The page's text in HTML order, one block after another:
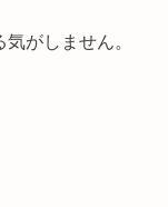
がしません。